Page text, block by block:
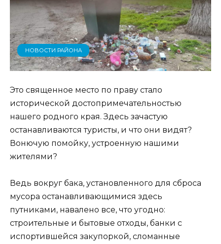
НОВОСТИ РАЙОНА
Это священное место по праву стало
исторической достопримечательностью
нашего родного края. Здесь зачастую
останавливаются туристы, и что они видят?
Вонючую помойку, устроенную нашими
жителями?
Ведь вокруг бака, установленного для сброса
мусора останавливающимися здесь
путниками, навалено все, что угодно:
строительные и бытовые отходы, банки с
испортившейся закупоркой, сломанные